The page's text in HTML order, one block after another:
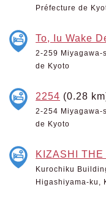
Préfecture de
To, Iu Wake
2-259 Miyagawa-
de Kyoto
2254 (0.28
2-254 Miyagawa-
de Kyoto
KIZASHI THE
Kurochiku
Higashiyama-ku,